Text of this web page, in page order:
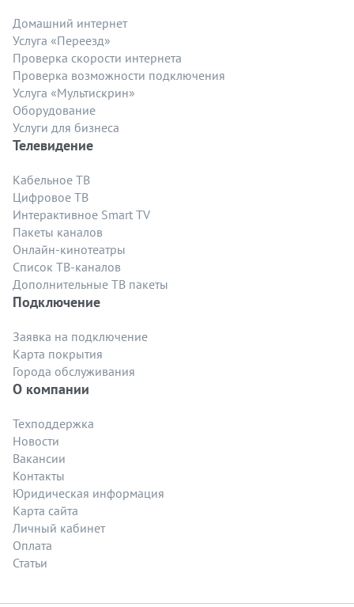
Домашний интернет
Услуга «Переезд»
Проверка скорости интернета
Проверка возможности подключения
Услуга «Мультискрин»
Оборудование
Услуги для бизнеса
Телевидение
Кабельное ТВ
Цифровое ТВ
Интерактивное Smart TV
Пакеты каналов
Онлайн-кинотеатры
Список ТВ-каналов
Дополнительные ТВ пакеты
Подключение
Заявка на подключение
Карта покрытия
Города обслуживания
О компании
Техподдержка
Новости
Вакансии
Контакты
Юридическая информация
Карта сайта
Личный кабинет
Оплата
Статьи